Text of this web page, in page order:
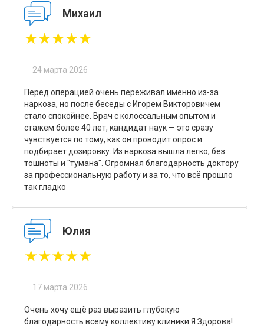
Михаил
★★★★★
24 марта 2026
Перед операцией очень переживал именно из-за
наркоза, но после беседы с Игорем Викторовичем
стало спокойнее. Врач с колоссальным опытом и
стажем более 40 лет, кандидат наук — это сразу
чувствуется по тому, как он проводит опрос и
подбирает дозировку. Из наркоза вышла легко, без
тошноты и "тумана". Огромная благодарность доктору
за профессиональную работу и за то, что всё прошло
так гладко
Юлия
★★★★★
17 марта 2026
Очень хочу ещё раз выразить глубокую
благодарность всему коллективу клиники Я Здорова!